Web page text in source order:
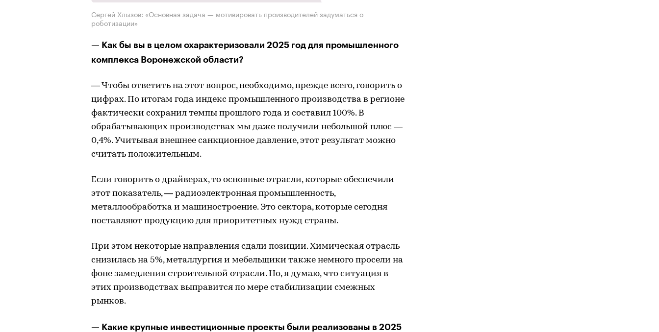
Сергей Хлызов: «Основная задача — мотивировать производителей задуматься о
роботизации»
— Как бы вы в целом охарактеризовали 2025 год для промышленного
комплекса Воронежской области?
— Чтобы ответить на этот вопрос, необходимо, прежде всего, говорить о
цифрах. По итогам года индекс промышленного производства в регионе
фактически сохранил темпы прошлого года и составил 100%. В
обрабатывающих производствах мы даже получили небольшой плюс —
0,4%. Учитывая внешнее санкционное давление, этот результат можно
считать положительным.
Если говорить о драйверах, то основные отрасли, которые обеспечили
этот показатель, — радиоэлектронная промышленность,
металлообработка и машиностроение. Это сектора, которые сегодня
поставляют продукцию для приоритетных нужд страны.
При этом некоторые направления сдали позиции. Химическая отрасль
снизилась на 5%, металлургия и мебельщики также немного просели на
фоне замедления строительной отрасли. Но, я думаю, что ситуация в
этих производствах выправится по мере стабилизации смежных
рынков.
— Какие крупные инвестиционные проекты были реализованы в 2025